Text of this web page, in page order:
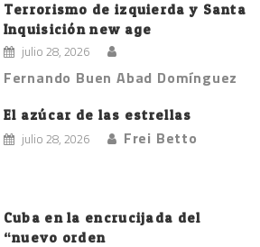
Terrorismo de izquierda y Santa
Inquisición new age
julio 28, 2026
Fernando Buen Abad Domínguez
El azúcar de las estrellas
julio 28, 2026 Frei Betto
Cuba en la encrucijada del
“nuevo orden